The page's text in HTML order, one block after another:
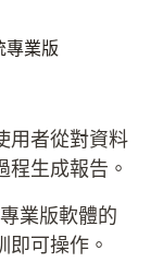
專業版
用者從對資料
生成報告。
業版軟體的
即可操作。